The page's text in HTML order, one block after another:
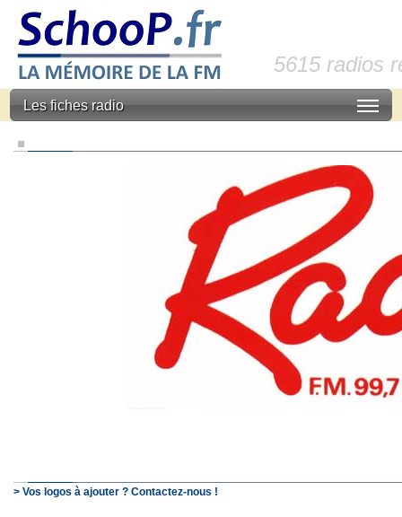
5615 radios
Les fiches radio
> Vos logos à ajouter ? Contactez-nous !